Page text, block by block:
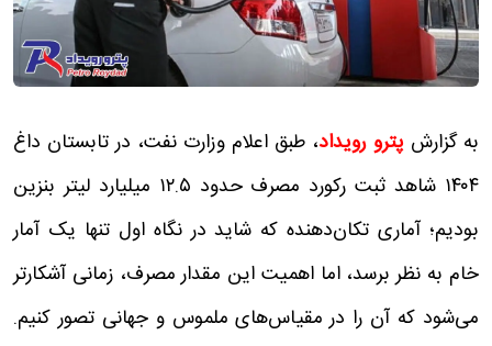
به گزارشپترو رویداد، طبق اعلام وزارت نفت، در تابستان داغ
۱۴۰۴ شاهد ثبت رکورد مصرف حدود ۱۲.۵ میلیارد لیتر بنزین
بودیم؛ آماری تکان‌دهنده که شاید در نگاه اول تنها یک آمار
خام به نظر برسد، اما اهمیت این مقدار مصرف، زمانی آشکارتر
می‌شود که آن را در مقیاس‌های ملموس و جهانی تصور کنیم.